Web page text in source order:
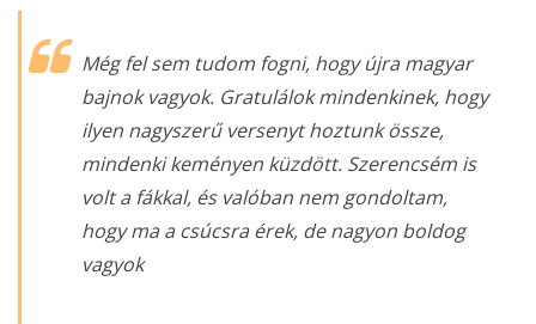
Még fel sem tudom fogni, hogy újra magyar
bajnok vagyok. Gratulálok mindenkinek, hogy
ilyen nagyszerű versenyt hoztunk össze,
mindenki keményen küzdött. Szerencsém is
volt a fákkal, és valóban nem gondoltam,
hogy ma a csúcsra érek, de nagyon boldog
vagyok